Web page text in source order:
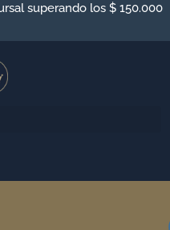
superando los $ 150.000